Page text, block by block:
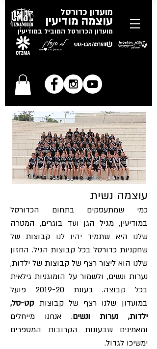
​מועדון כדורסל
עוצמה מודיעין
מועדון הכדורסל המוביל במודיעין
עוצמה נשית
כמי שמתעסקים בתחום הכדורסל
במודיעין, מגיל הגן ועד בוגרים, המטרה
שלנו היא שתמיד יהיו לנו קבוצות של
שחקניות כדורסל בכל קבוצות הגיל. החזון
שלנו הוא ליצור רצף של קבוצות של ילדות,
נערות ונשים, ולשמור על הומוגניות גילאית
בכל קבוצה. בעונת 2019-20 פועל
במועדון שלנו רצף של קבוצות קט-סל,
ילדות, נערות ונשים. אנחנו מייחלים
ומאמינים שבעונות הקרובות המספרים
ימשיכו לגדול.